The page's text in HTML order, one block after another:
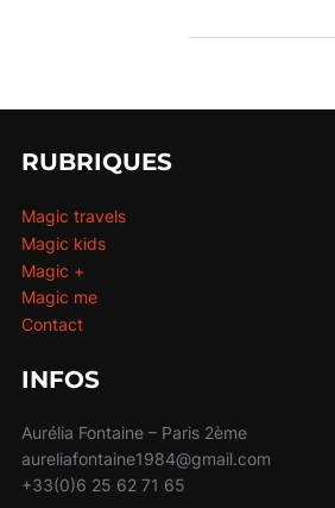
RUBRIQUES
Magic travels
Magic kids
Magic +
Magic me
Contact
INFOS
Aurélia Fontaine – Paris 2ème
aureliafontaine1984@gmail.com
+33(0)6 25 62 71 65